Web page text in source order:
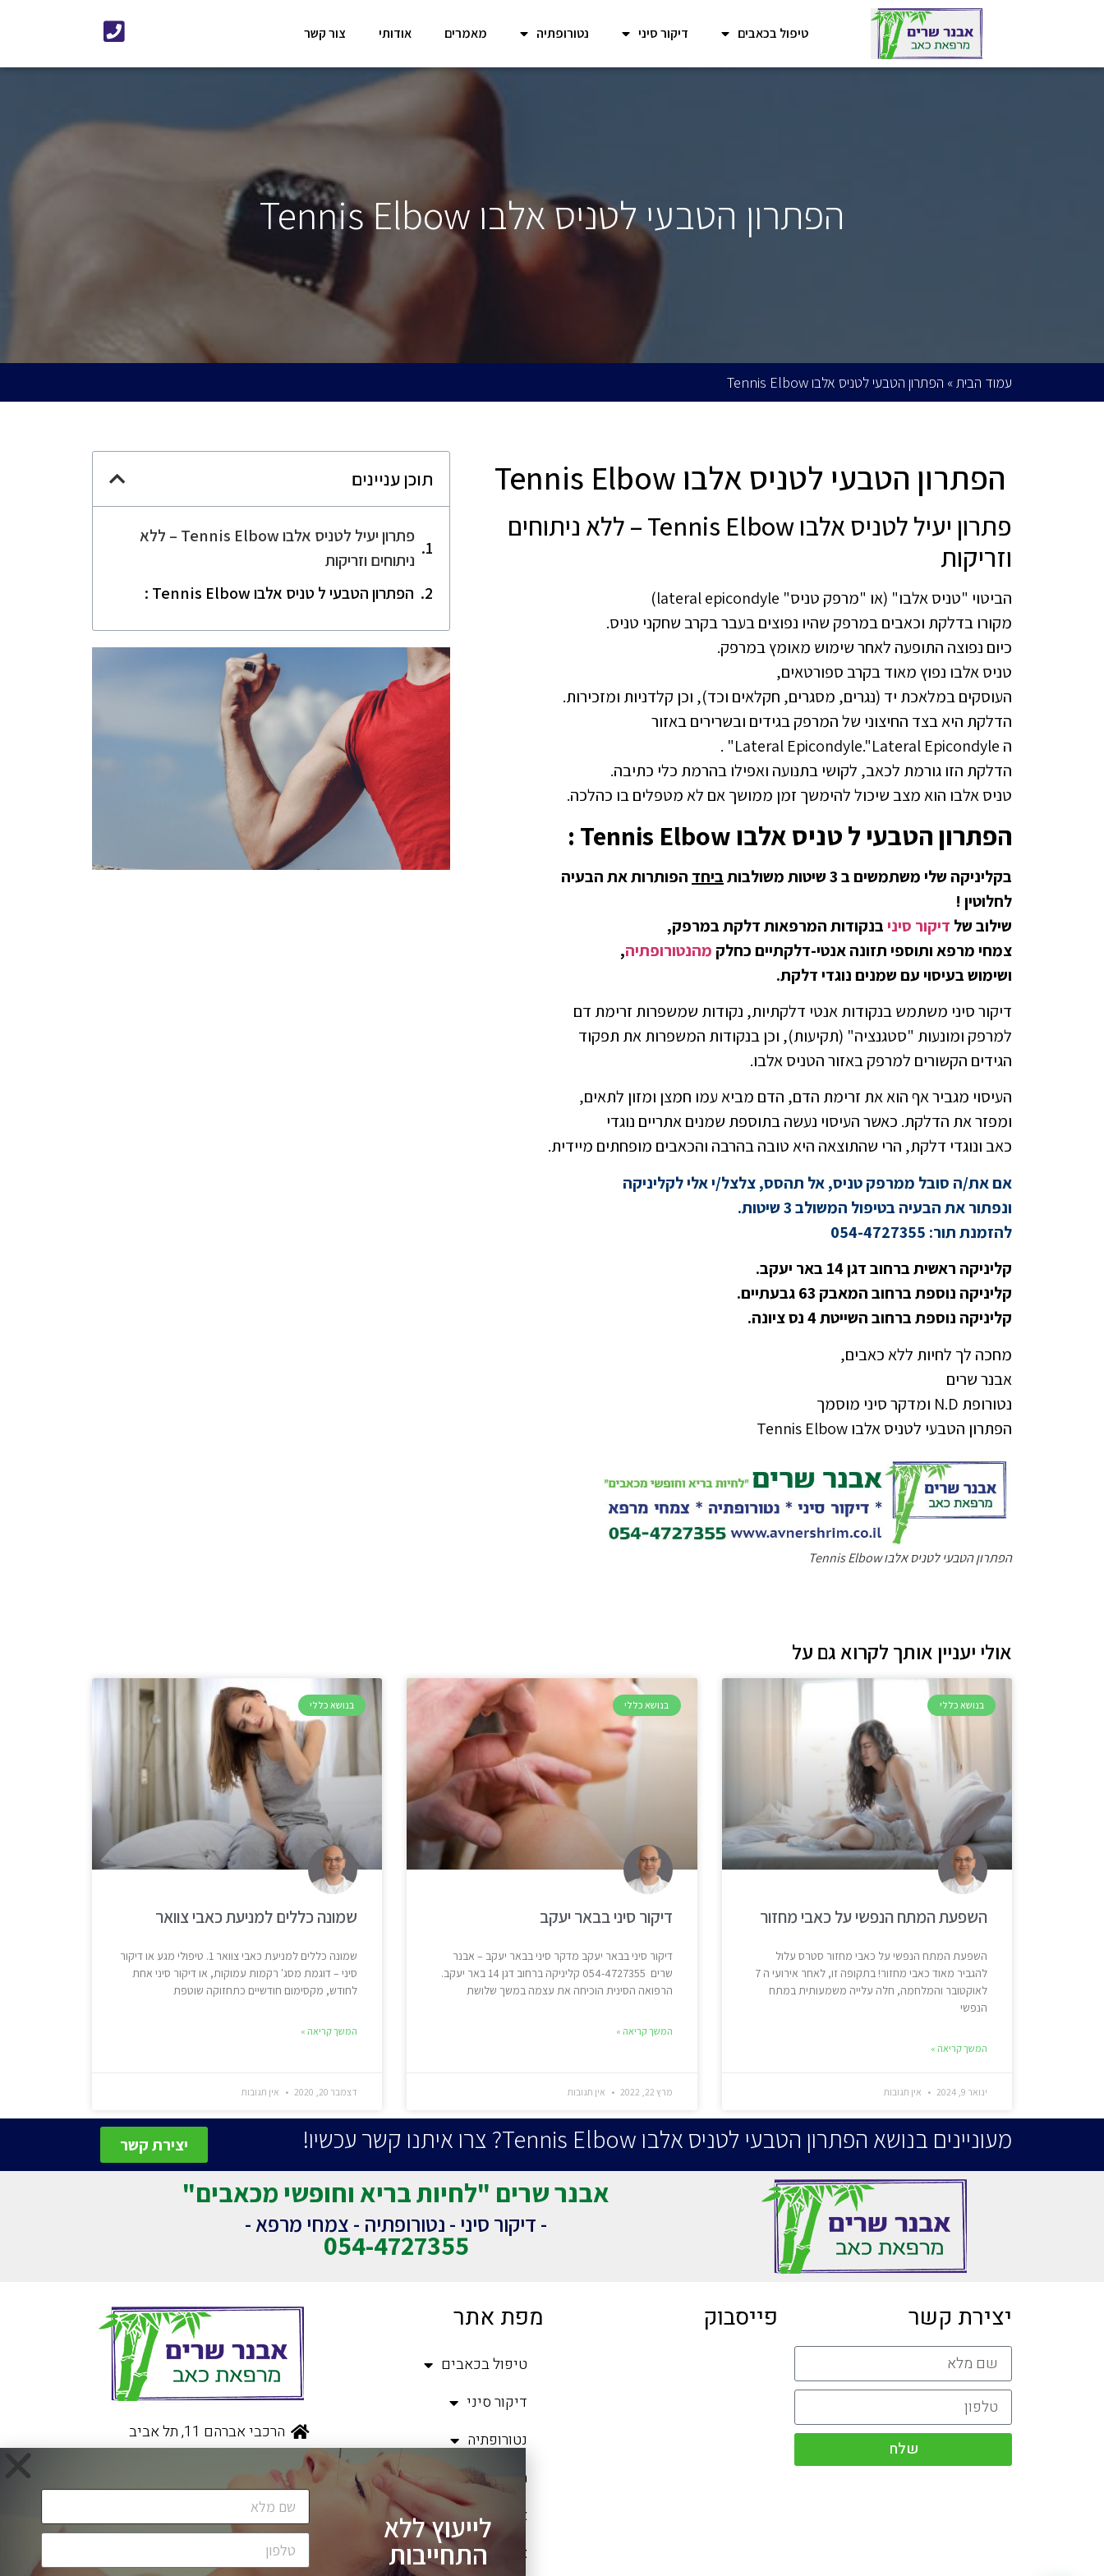
טיפול בכאבים דיקור סיני נטורופתיה מאמרים אודותי צור קשר
הפתרון הטבעי לטניס אלבו Tennis Elbow
עמוד הבית» הפתרון הטבעי לטניס אלבו Tennis Elbow
הפתרון הטבעי לטניס אלבו Tennis Elbow
פתרון יעיל לטניס אלבו Tennis Elbow – ללא ניתוחים
וזריקות
הביטוי "טניס אלבו" (או "מרפק טניס" lateral epicondyle)
מקורו בדלקת וכאבים במרפק שהיו נפוצים בעבר בקרב שחקני טניס.
כיום נפוצה התופעה לאחר שימוש מאומץ במרפק.
טניס אלבו נפוץ מאוד בקרב ספורטאים,
העוסקים במלאכת יד (נגרים, מסגרים, חקלאים וכד), וכן קלדניות ומזכירות.
הדלקת היא בצד החיצוני של המרפק בגידים ובשרירים באזור
ה Lateral Epicondyle."Lateral Epicondyle" .
הדלקת הזו גורמת לכאב, לקושי בתנועה ואפילו בהרמת כלי כתיבה.
טניס אלבו הוא מצב שיכול להימשך זמן ממושך אם לא מטפלים בו כהלכה.
הפתרון הטבעי ל טניס אלבו Tennis Elbow :
בקליניקה שלי משתמשים ב 3 שיטות משולבות ביחד הפותרות את הבעיה
לחלוטין !
שילוב של דיקור סיניבנקודות המרפאות דלקת במרפק,
צמחי מרפא ותוספי תזונה אנטי-דלקתיים כחלק מהנטורופתיה,
ושימוש בעיסוי עם שמנים נוגדי דלקת.
דיקור סיני משתמש בנקודות אנטי דלקתיות, נקודות שמשפרות זרימת דם
למרפק ומונעות "סטגנציה" (תקיעות), וכן בנקודות המשפרות את תפקוד
הגידים הקשורים למרפק באזור הטניס אלבו.
העיסוי מגביר אף הוא את זרימת הדם, הדם מביא עמו חמצן ומזון לתאים,
ומפזר את הדלקת. כאשר העיסוי נעשה בתוספת שמנים אתריים נוגדי
כאב ונוגדי דלקת, הרי שהתוצאה היא טובה בהרבה והכאבים מופחתים מיידית.
אם את/ה סובל ממרפק טניס, אל תהסס, צלצל/י אלי לקליניקה
ונפתור את הבעיה בטיפול המשולב 3 שיטות.
להזמנת תור: 054-4727355
קליניקה ראשית ברחוב דגן 14 באר יעקב.
קליניקה נוספת ברחוב המאבק 63 גבעתיים.
קליניקה נוספת ברחוב השייטת 4 נס ציונה.
מחכה לך לחיות ללא כאבים,
אבנר שרים
נטורופת N.D ומדקר סיני מוסמך
הפתרון הטבעי לטניס אלבו Tennis Elbow
הפתרון הטבעי לטניס אלבו Tennis Elbow
תוכן עניינים
פתרון יעיל לטניס אלבו Tennis Elbow – ללא
ניתוחים וזריקות
הפתרון הטבעי ל טניס אלבו Tennis Elbow :
אולי יעניין אותך לקרוא גם על
בנושא כללי
השפעת המתח הנפשי על כאבי מחזור
השפעת המתח הנפשי על כאבי מחזור סטרס עלול
להגביר מאוד כאבי מחזור! בתקופה זו, לאחר אירועי ה 7
לאוקטובר והמלחמה, חלה עלייה משמעותית במתח
הנפשי
המשך קריאה »
ינואר 9, 2024 אין תגובות
בנושא כללי
דיקור סיני בבאר יעקב
דיקור סיני בבאר יעקב מדקר סיני בבאר יעקב – אבנר
שרים 054-4727355 קליניקה ברחוב דגן 14 באר יעקב.
הרפואה הסינית הוכיחה את עצמה במשך שלושת
המשך קריאה »
מרץ 22, 2022 אין תגובות
בנושא כללי
שמונה כללים למניעת כאבי צוואר
שמונה כללים למניעת כאבי צוואר 1. טיפולי מגע או דיקור
סיני – דוגמת מסג' רקמות עמוקות, או דיקור סיני אחת
לחודש, מקסימום חודשיים כתחזוקה שוטפת
המשך קריאה »
דצמבר 20, 2020 אין תגובות
מעוניינים בנושא הפתרון הטבעי לטניס אלבו Tennis Elbow? צרו איתנו קשר עכשיו! יצירת קשר
אבנר שרים "לחיות בריא וחופשי מכאבים"
- דיקור סיני - נטורופתיה - צמחי מרפא -
054-4727355
יצירת קשר
שלח
פייסבוק מפת אתר
טיפול בכאבים
דיקור סיני
נטורופתיה
מאמרים
אודותי
צור קשר
הרכבי אברהם 11, תל אביב
avnershrim@gmail.com
לייעוץ ללא
התחייבות